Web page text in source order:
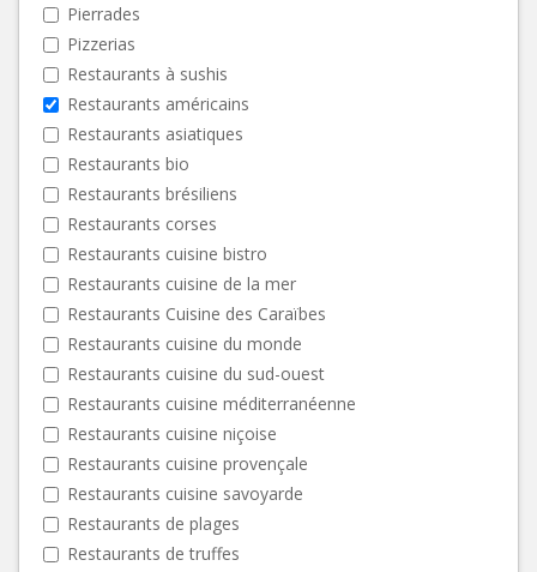
Pierrades
Pizzerias
Restaurants à sushis
Restaurants américains
Restaurants asiatiques
Restaurants bio
Restaurants brésiliens
Restaurants corses
Restaurants cuisine bistro
Restaurants cuisine de la mer
Restaurants Cuisine des Caraïbes
Restaurants cuisine du monde
Restaurants cuisine du sud-ouest
Restaurants cuisine méditerranéenne
Restaurants cuisine niçoise
Restaurants cuisine provençale
Restaurants cuisine savoyarde
Restaurants de plages
Restaurants de truffes